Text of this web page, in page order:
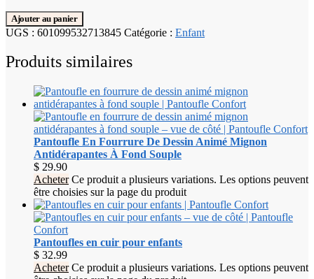
Ajouter au panier
UGS : 601099532713845 Catégorie : Enfant
Produits similaires
Pantoufle En Fourrure De Dessin Animé Mignon
Antidérapantes À Fond Souple
$ 29.90
Acheter Ce produit a plusieurs variations. Les options peuvent
être choisies sur la page du produit
Pantoufles en cuir pour enfants
$ 32.99
Acheter Ce produit a plusieurs variations. Les options peuvent